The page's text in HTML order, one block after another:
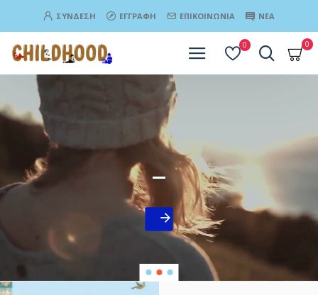
ΣΎΝΔΕΣΗ ΕΓΓΡΑΦΉ ΕΠΙΚΟΙΝΩΝΊΑ ΝΈΑ
0 0